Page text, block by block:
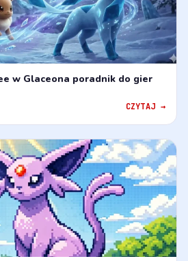
w Glaceona poradnik do gier
CZYTAJ →